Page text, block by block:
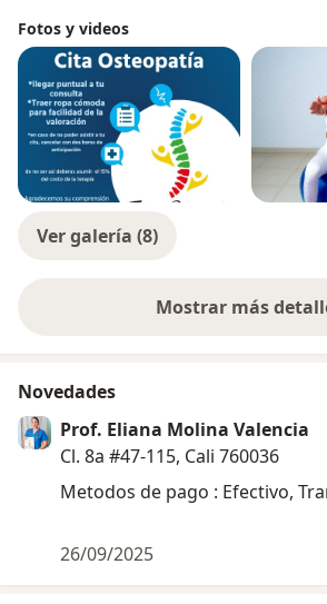
Fotos y videos
Ver galería (8)
Mostrar mássobre la
Novedades
Prof. Eliana Molina Valencia
Cl. 8a #47-115, Cali 760036
Metodos de pago : Efectivo,
26/09/2025